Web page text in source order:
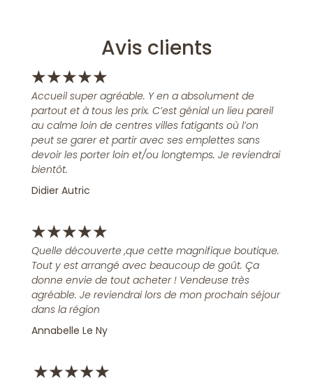
Avis clients
★★★★★
Accueil super agréable. Y en a absolument de
partout et à tous les prix. C’est génial un lieu pareil
au calme loin de centres villes fatigants où l’on
peut se garer et partir avec ses emplettes sans
devoir les porter loin et/ou longtemps. Je reviendrai
bientôt.
Didier Autric
★★★★★
Quelle découverte ,que cette magnifique boutique.
Tout y est arrangé avec beaucoup de goût. Ça
donne envie de tout acheter ! Vendeuse très
agréable. Je reviendrai lors de mon prochain séjour
dans la région
Annabelle Le Ny
★★★★★